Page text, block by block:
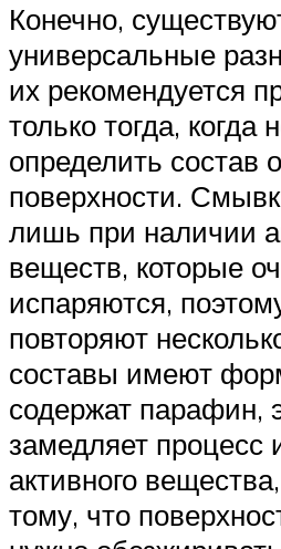
Конечно,
универсальные
их рекомендуется
только тогда, когда
определить состав
поверхности.
лишь при наличии
веществ, которые
испаряются,
повторяют
составы имеют
содержат парафин,
замедляет процесс
активного
тому, что